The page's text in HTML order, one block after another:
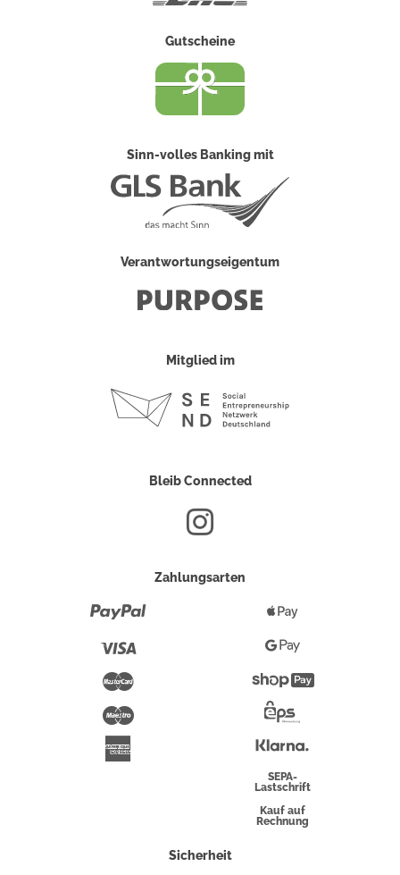
Gutscheine
Sinn-volles Banking mit
Verantwortungseigentum
Mitglied im
Bleib Connected
Zahlungsarten
Maestro
Pay
Google
Pay
Überweisung
SEPA-
Lastschrift
Kauf auf
Rechnung
Sicherheit